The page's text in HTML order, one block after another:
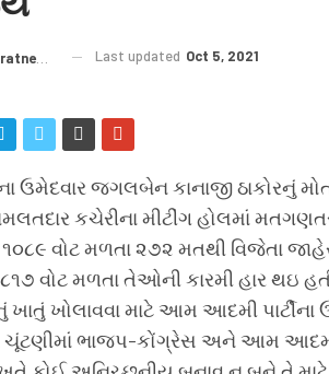
Last updated Oct 5, 2021
ના ઉમેદવાર જગલબેન કાનાજી ઠાકોરનું
કચેરીના મીટીંગ હોલમાં
વોટ મળતા ૨૭૨ મતથી વિજેતા
વોટ મળતા તેઓની કારમી હાર થઇ
ખાતું ખોલાવવા માટે આમ આદમી
ચૂંટણીમાં ભાજપ-કોંગ્રેસ અને આમ આદમી